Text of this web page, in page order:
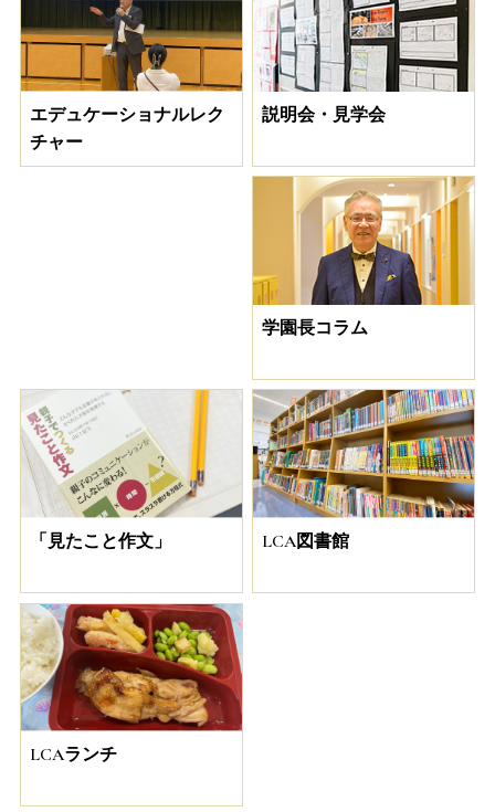
エデュケーショナルレク
チャー
説明会・見学会
学園長コラム
「見たこと作文」 LCA図書館
LCAランチ